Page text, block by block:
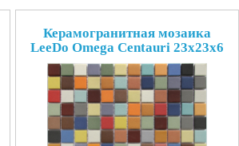
Керамогранитная мозаика
LeeDo Omega Centauri 23x23x6